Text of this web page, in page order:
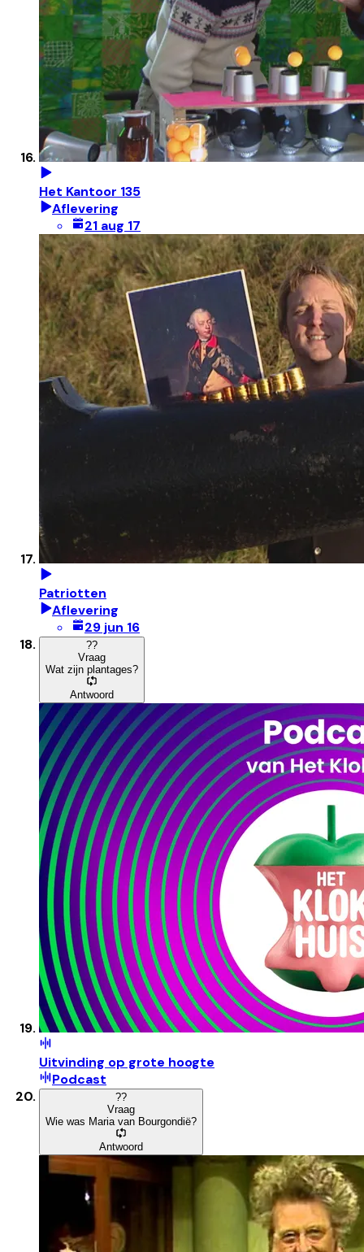
Het Kantoor 135
Aflevering
21 aug 17
Patriotten
Aflevering
29 jun 16
??
Vraag
Wat zijn plantages?
Antwoord
Uitvinding op grote hoogte
Podcast
??
Vraag
Wie was Maria van Bourgondië?
Antwoord